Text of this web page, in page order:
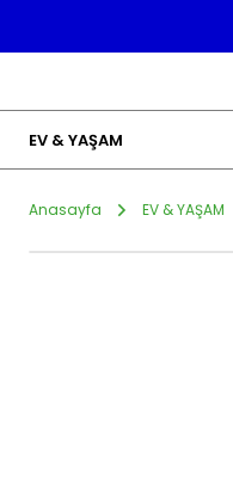
EV & YAŞAM
Anasayfa EV & YAŞAM